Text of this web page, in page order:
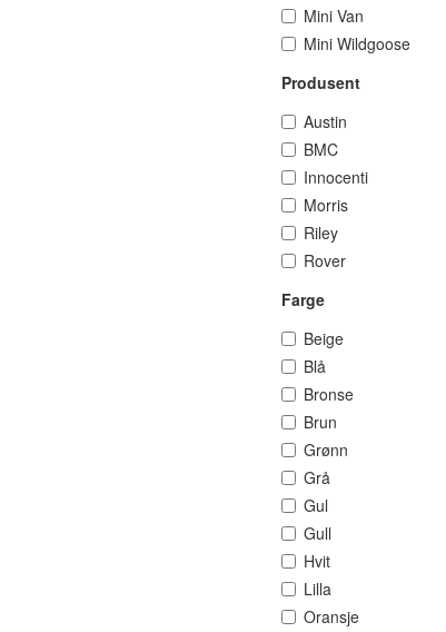
Mini Van
Mini Wildgoose
Produsent
Austin
BMC
Innocenti
Morris
Riley
Rover
Farge
Beige
Blå
Bronse
Brun
Grønn
Grå
Gul
Gull
Hvit
Lilla
Oransje